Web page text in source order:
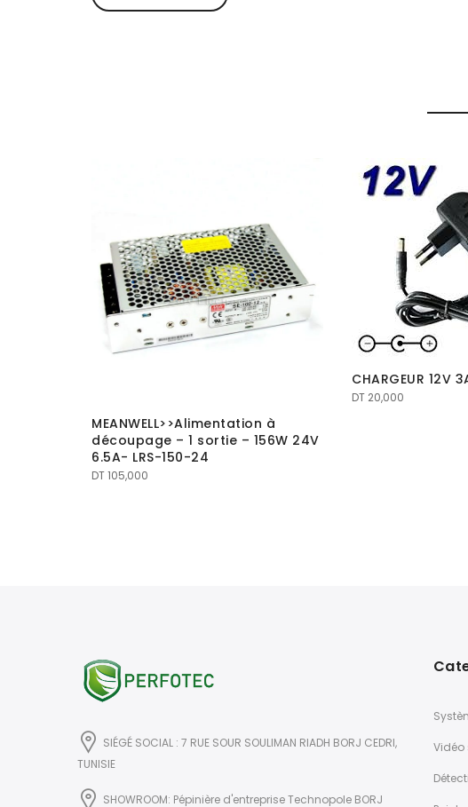
MEANWELL>>Alimentation à
découpage – 1 sortie – 156W 24V
6.5A- LRS-150-24
DT105,000
CHARGEUR 12V
DT 20,000
SIÉGÉ SOCIAL : 7 RUE SOUR SOULIMAN RIADH BORJ CEDRI,
TUNISIE
SHOWROOM: Pépinière d'entreprise Technopole BORJ
Vidéo